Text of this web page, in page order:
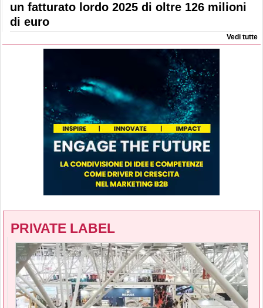
un fatturato lordo 2025 di oltre 126 milioni
di euro
Vedi tutte
PRIVATE LABEL